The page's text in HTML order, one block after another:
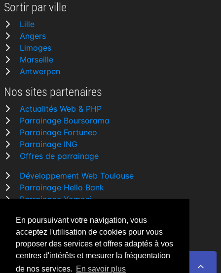
En poursuivant votre navigation, vous
acceptez l'utilisation de cookies pour vous
proposer des services et offres adaptés à vos
centres d'intérêts et mesurer la fréquentation
de nos services. En savoir plus
Sortir par ville
Lille
Angers
Limoges
Marseille
Antwerpen
Nos sites partenaires
Actualités Web & PHP
Parrainage Boursorama
Parrainage Fortuneo
Parrainage ING
Offres de parrainage
Développement Web Toulouse
Parrainage Hello Bank
Parrainage Yomoni
Comparatif banque